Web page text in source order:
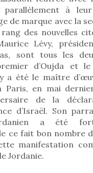
parallèlement à
de marque avec la
des nouvelles
Lévy,
sont tous les
d’Oujda et
a été le maître
Paris, en mai
de la
d’Israël. Son
a été
ce fait bon nombre
manifestation
Jordanie.